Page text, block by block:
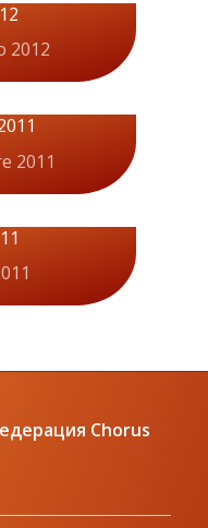
2012
2011
Chorus